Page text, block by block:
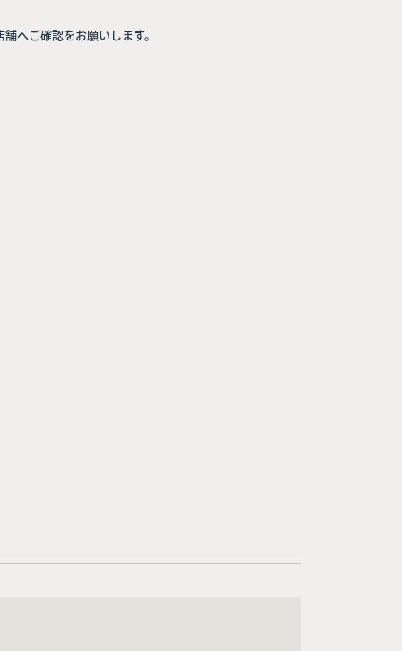
へご確認をお願いします。